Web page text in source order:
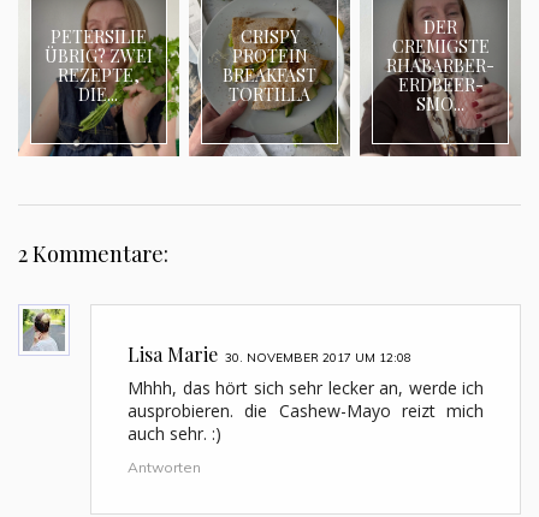
PETERSILIE
ÜBRIG? ZWEI
REZEPTE,
DIE...
CRISPY
PROTEIN
BREAKFAST
TORTILLA
DER
CREMIGSTE
RHABARBER-
ERDBEER-
SMO...
2 Kommentare:
Lisa Marie 30. NOVEMBER 2017 UM 12:08
Mhhh, das hört sich sehr lecker an, werde ich
ausprobieren. die Cashew-Mayo reizt mich
auch sehr. :)
Antworten